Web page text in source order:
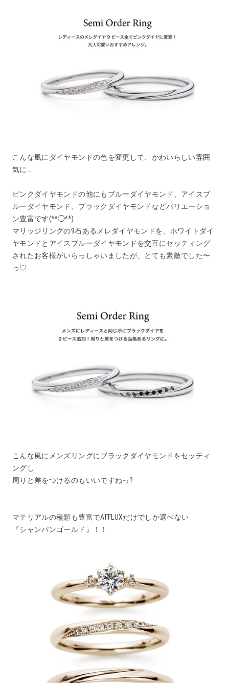
こんな風にダイヤモンドの色を変更して、かわいらしい雰囲
気に…
ピンクダイヤモンドの他にもブルーダイヤモンド、アイスブ
ルーダイヤモンド、ブラックダイヤモンドなどバリエーショ
ン豊富です(*^◯^*)
マリッジリングの9石あるメレダイヤモンドを、ホワイトダイ
ヤモンドとアイスブルーダイヤモンドを交互にセッティング
されたお客様がいらっしゃいましたが、とても素敵でした〜
っ♡
こんな風にメンズリングにブラックダイヤモンドをセッティ
ングし
周りと差をつけるのもいいですねっ?
マテリアルの種類も豊富でAFFLUXだけでしか選べない
『シャンパンゴールド』！！